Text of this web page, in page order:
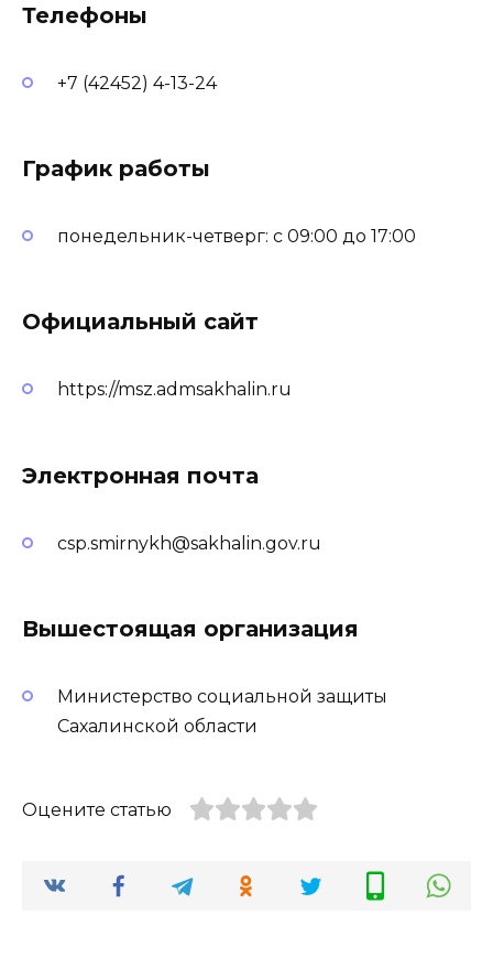
Телефоны
+7 (42452) 4-13-24
График работы
понедельник-четверг: с 09:00 до 17:00
Официальный сайт
https://msz.admsakhalin.ru
Электронная почта
csp.smirnykh@sakhalin.gov.ru
Вышестоящая организация
Министерство социальной защиты
Сахалинской области
Оцените статью